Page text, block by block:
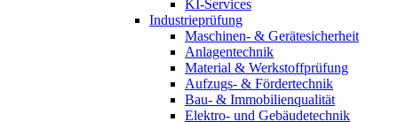
KI-Services
Industrieprüfung
Maschinen- & Gerätesicherheit
Anlagentechnik
Material & Werkstoffprüfung
Aufzugs- & Fördertechnik
Bau- & Immobilienqualität
Elektro- und Gebäudetechnik